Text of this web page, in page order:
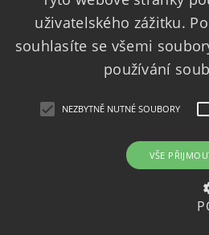
uživatelského zážitku.
souhlasíte se všemi
používání
NEZBYTNĚ NUTNÉ SOUBORY
VŠE